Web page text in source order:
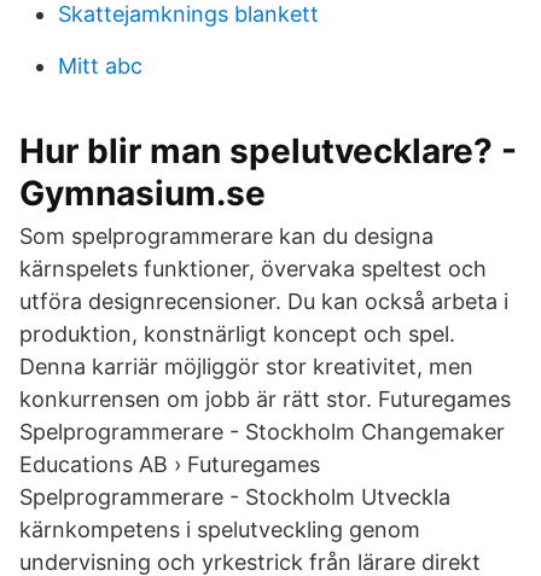
Skattejamknings blankett
Mitt abc
Hur blir man spelutvecklare? -
Gymnasium.se
Som spelprogrammerare kan du designa
kärnspelets funktioner, övervaka speltest och
utföra designrecensioner. Du kan också arbeta i
produktion, konstnärligt koncept och spel.
Denna karriär möjliggör stor kreativitet, men
konkurrensen om jobb är rätt stor. Futuregames
Spelprogrammerare - Stockholm Changemaker
Educations AB › Futuregames
Spelprogrammerare - Stockholm Utveckla
kärnkompetens i spelutveckling genom
undervisning och yrkestrick från lärare direkt